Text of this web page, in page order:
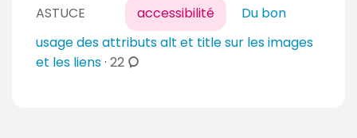
e
n
a
ASTUCE
accessibilité
Du bon
usage des attributs alt et title sur les images
et les liens· 22c